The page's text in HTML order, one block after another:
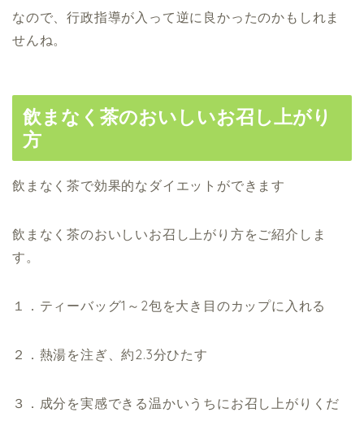
なので、行政指導が入って逆に良かったのかもしれま
せんね。
飲まなく茶のおいしいお召し上がり
方
飲まなく茶で効果的なダイエットができます
飲まなく茶のおいしいお召し上がり方をご紹介しま
す。
１．ティーバッグ1～2包を大き目のカップに入れる
２．熱湯を注ぎ、約2.3分ひたす
３．成分を実感できる温かいうちにお召し上がりくだ